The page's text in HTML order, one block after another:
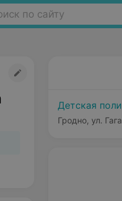
по сайту
Детская
Гродно, ул.